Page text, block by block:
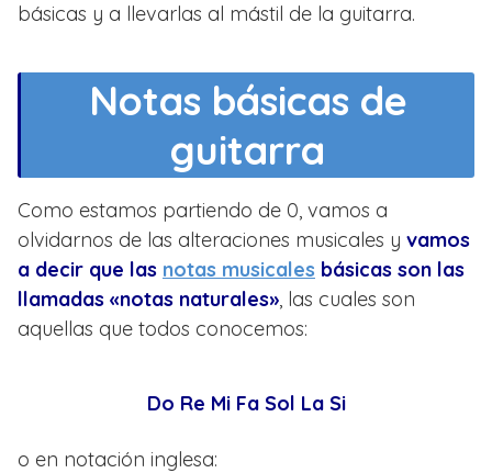
básicas y a llevarlas al mástil de la guitarra.
Notas básicas de
guitarra
Como estamos partiendo de 0, vamos a
olvidarnos de las alteraciones musicales y vamos
a decir que las notas musicales básicas son las
llamadas «notas naturales», las cuales son
aquellas que todos conocemos:
Do Re Mi Fa Sol La Si
o en notación inglesa: